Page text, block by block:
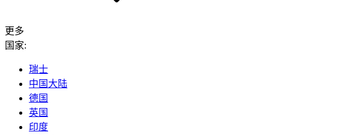
更多
国家:
瑞士
中国大陆
德国
英国
印度